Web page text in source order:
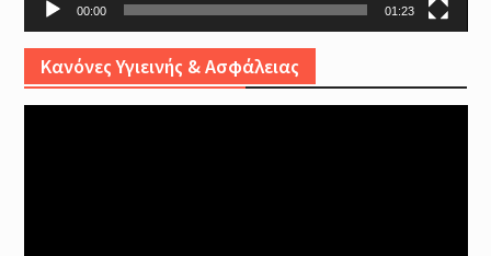
00:00 01:23
Κανόνες Υγιεινής & Ασφάλειας